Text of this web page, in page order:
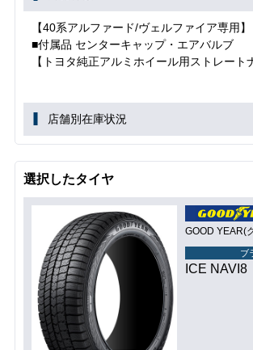
【40系アルファード/ヴェルファイア専用】
■付属品 センターキャップ・エアバルブ
【トヨタ純正アルミホイール用ストレート
店舗別在庫状況
選択したタイヤ
GOOD YEAR(
ブ
ICE NAVI8